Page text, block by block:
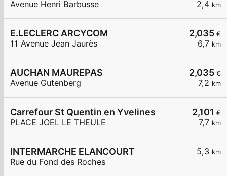
2,4 km
Avenue Henri Barbusse
2,035 €
6,7 km
E.LECLERC ARCYCOM
11 Avenue Jean Jaurès
2,035 €
7,2 km
AUCHAN MAUREPAS
Avenue Gutenberg
2,101 €
7,7 km
Carrefour St Quentin en Yvelines
PLACE JOEL LE THEULE
5,3 km
INTERMARCHE ELANCOURT
Rue du Fond des Roches